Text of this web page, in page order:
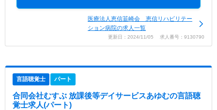
医療法人恵信韮崎会 恵信リハビリテー
ション病院の求人一覧
更新日：2024/11/05 求人番号：9130790
言語聴覚士 パート
合同会社むすぶ 放課後等デイサービスあゆむの言語聴
覚士求人(パート)